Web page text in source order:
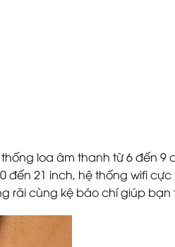
loa âm thanh từ 6 đến
21 inch, hệ thống wifi cực
rãi cùng kệ báo chí giúp bạn